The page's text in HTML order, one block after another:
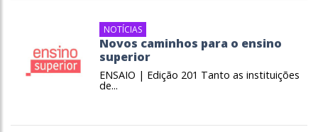
NOTÍCIAS
Novos caminhos para o ensino
superior
ENSAIO | Edição 201 Tanto as instituições
de...